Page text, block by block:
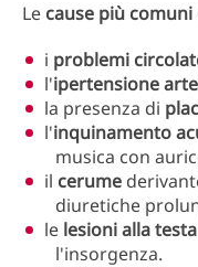
Le cause più
i problemi
l'ipertensione
la presenza di
l'inquinamento
musica con
il cerume
diuretiche
le lesioni alla
l'insorgenza.